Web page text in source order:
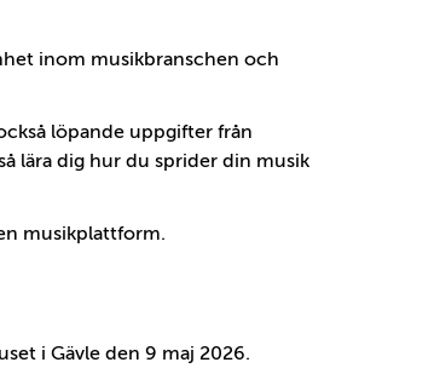
inom musikbranschen och
löpande uppgifter från
lära dig hur du sprider din musik
musikplattform.
i Gävle den 9 maj 2026.